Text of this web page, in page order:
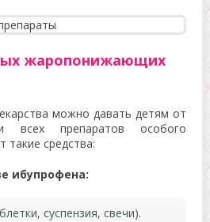
жаропонижающих
можно давать детям от
всех препаратов особого
такие средства:
ибупрофена:
суспензия, свечи).